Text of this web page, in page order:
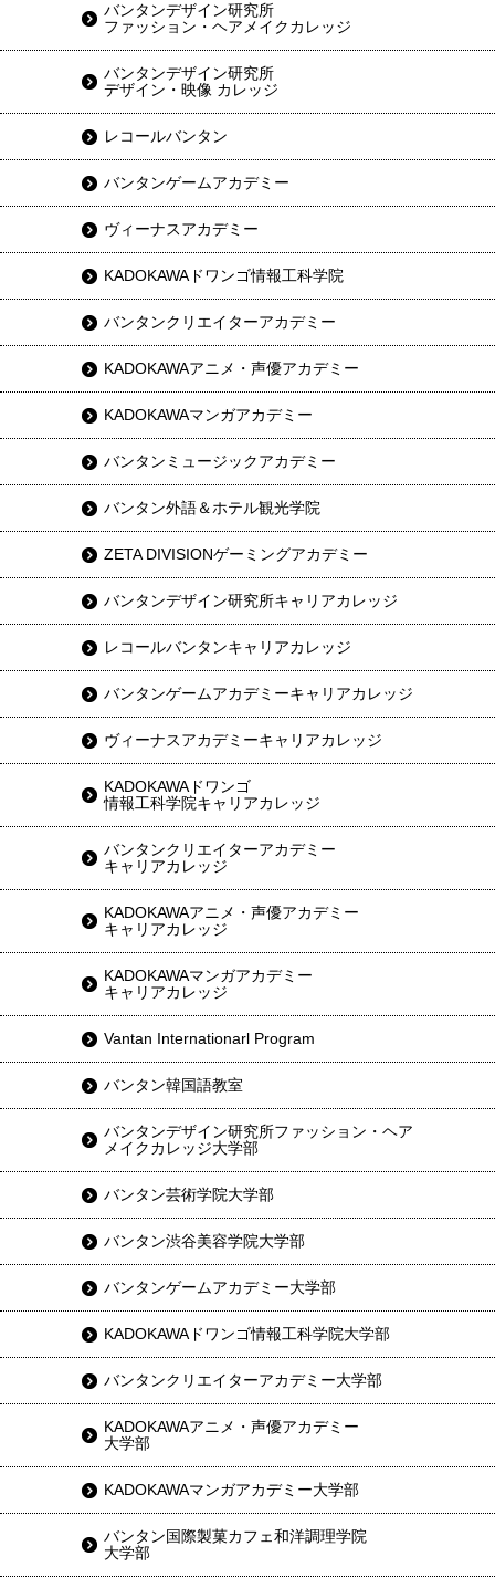
バンタンデザイン研究所
ファッション・ヘアメイクカレッジ
バンタンデザイン研究所
デザイン・映像 カレッジ
レコールバンタン
バンタンゲームアカデミー
ヴィーナスアカデミー
KADOKAWAドワンゴ情報工科学院
バンタンクリエイターアカデミー
KADOKAWAアニメ・声優アカデミー
KADOKAWAマンガアカデミー
バンタンミュージックアカデミー
バンタン外語＆ホテル観光学院
ZETA DIVISIONゲーミングアカデミー
バンタンデザイン研究所キャリアカレッジ
レコールバンタンキャリアカレッジ
バンタンゲームアカデミーキャリアカレッジ
ヴィーナスアカデミーキャリアカレッジ
KADOKAWAドワンゴ
情報工科学院キャリアカレッジ
バンタンクリエイターアカデミー
キャリアカレッジ
KADOKAWAアニメ・声優アカデミー
キャリアカレッジ
KADOKAWAマンガアカデミー
キャリアカレッジ
Vantan Internationarl Program
バンタン韓国語教室
バンタンデザイン研究所ファッション・ヘア
メイクカレッジ大学部
バンタン芸術学院大学部
バンタン渋谷美容学院大学部
バンタンゲームアカデミー大学部
KADOKAWAドワンゴ情報工科学院大学部
バンタンクリエイターアカデミー大学部
KADOKAWAアニメ・声優アカデミー
大学部
KADOKAWAマンガアカデミー大学部
バンタン国際製菓カフェ和洋調理学院
大学部